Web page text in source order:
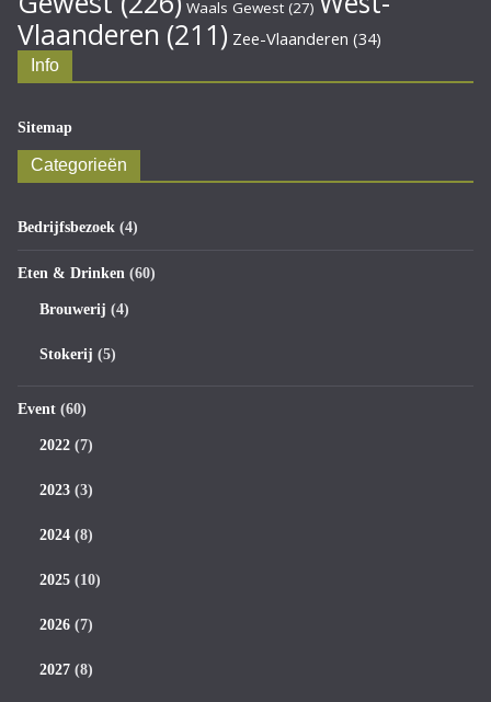
Waals Gewest (27)
Vlaanderen (211) Zee-Vlaanderen (34)
Info
Sitemap
Categorieën
Bedrijfsbezoek (4)
Eten & Drinken (60)
Brouwerij (4)
Stokerij (5)
Event (60)
2022 (7)
2023 (3)
2024 (8)
2025 (10)
2026 (7)
2027 (8)